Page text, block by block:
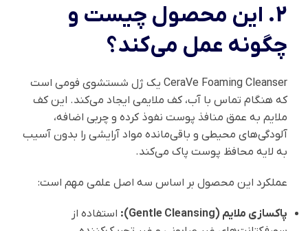
2. این محصول چیست و
چگونه عمل می‌کند؟
CeraVe Foaming Cleanser یک ژل شستشوی فومی است
که هنگام تماس با آب، کف ملایمی ایجاد می‌کند. این کف
ملایم به عمق منافذ پوست نفوذ کرده و چربی اضافه،
آلودگی‌های محیطی و باقی‌مانده مواد آرایشی را بدون آسیب
به لایه محافظ پوست پاک می‌کند.
عملکرد این محصول بر اساس سه اصل علمی مهم است:
پاکسازی ملایم (Gentle Cleansing):
استفاده از